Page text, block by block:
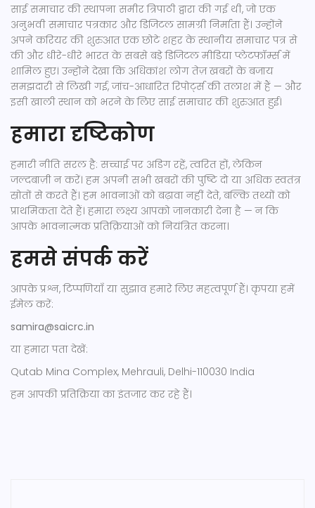
साई समाचार की स्थापना समीर त्रिपाठी द्वारा की गई थी, जो एक
अनुभवी समाचार पत्रकार और डिजिटल सामग्री निर्माता हैं। उन्होंने
अपने करियर की शुरुआत एक छोटे शहर के स्थानीय समाचार पत्र से
की और धीरे-धीरे भारत के सबसे बड़े डिजिटल मीडिया प्लेटफॉर्म्स में
शामिल हुए। उन्होंने देखा कि अधिकांश लोग तेज़ खबरों के बजाय
समझदारी से लिखी गई, जांच-आधारित रिपोर्ट्स की तलाश में हैं — और
इसी खाली स्थान को भरने के लिए साई समाचार की शुरुआत हुई।
हमारा दृष्टिकोण
हमारी नीति सरल है: सच्चाई पर अडिग रहें, त्वरित हों, लेकिन
जल्दबाज़ी न करें। हम अपनी सभी खबरों की पुष्टि दो या अधिक स्वतंत्र
स्रोतों से करते हैं। हम भावनाओं को बढ़ावा नहीं देते, बल्कि तथ्यों को
प्राथमिकता देते हैं। हमारा लक्ष्य आपको जानकारी देना है — न कि
आपके भावनात्मक प्रतिक्रियाओं को नियंत्रित करना।
हमसे संपर्क करें
आपके प्रश्न, टिप्पणियाँ या सुझाव हमारे लिए महत्वपूर्ण हैं। कृपया हमें
ईमेल करें:
samira@saicrc.in
या हमारा पता देखें:
Qutab Mina Complex, Mehrauli, Delhi-110030 India
हम आपकी प्रतिक्रिया का इंतजार कर रहे हैं।